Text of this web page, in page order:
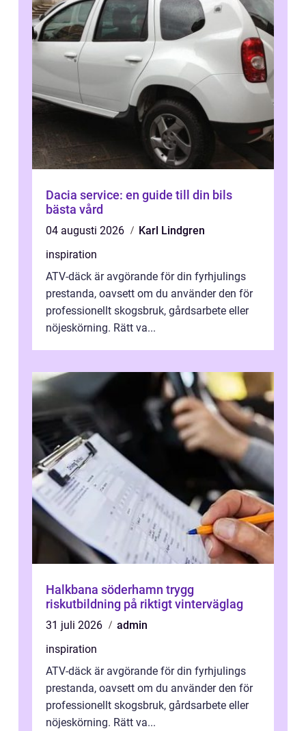
Dacia service: en guide till din bils
bästa vård
04 augusti 2026
Karl Lindgren
inspiration
ATV-däck är avgörande för din fyrhjulings
prestanda, oavsett om du använder den för
professionellt skogsbruk, gårdsarbete eller
nöjeskörning. Rätt va...
Halkbana söderhamn trygg
riskutbildning på riktigt vinterväglag
31 juli 2026
admin
inspiration
ATV-däck är avgörande för din fyrhjulings
prestanda, oavsett om du använder den för
professionellt skogsbruk, gårdsarbete eller
nöjeskörning. Rätt va...